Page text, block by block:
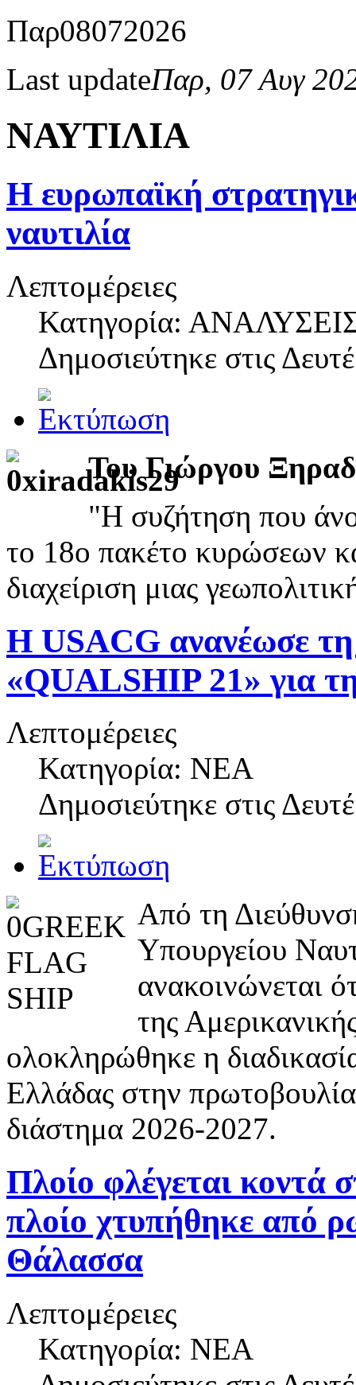
Παρ08072026
Last updateΠαρ, 07 Αυγ
ΝΑΥΤΙΛΙΑ
Η ευρωπαϊκή
ναυτιλία
Λεπτομέρειες
Κατηγορία:
Δημοσιεύτηκε στις
Του Γιώργου
"Η συζήτηση που
το 18ο πακέτο κυρώσεων
διαχείριση μιας
H USACG ανανέωσε
«QUALSHIP 21» για
Λεπτομέρειες
Κατηγορία: NEA
Δημοσιεύτηκε στις
Από τη
Υπουργείου
ανακοινώνεται
της
ολοκληρώθηκε η
Ελλάδας στην
διάστημα 2026-2027.
Πλοίο φλέγεται κοντά
πλοίο χτυπήθηκε από
Θάλασσα
Λεπτομέρειες
Κατηγορία: NEA